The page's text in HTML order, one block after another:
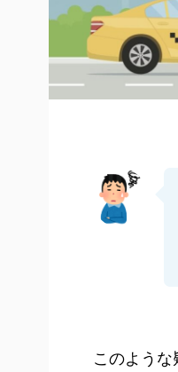
このような